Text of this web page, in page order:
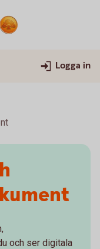
Logga in
och ser digitala